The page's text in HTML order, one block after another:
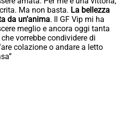
Ma non basta. La bellezza
da un’anima. Il GF Vip mi ha
meglio e ancora oggi tanta
vorrebbe condividere di
colazione o andare a letto